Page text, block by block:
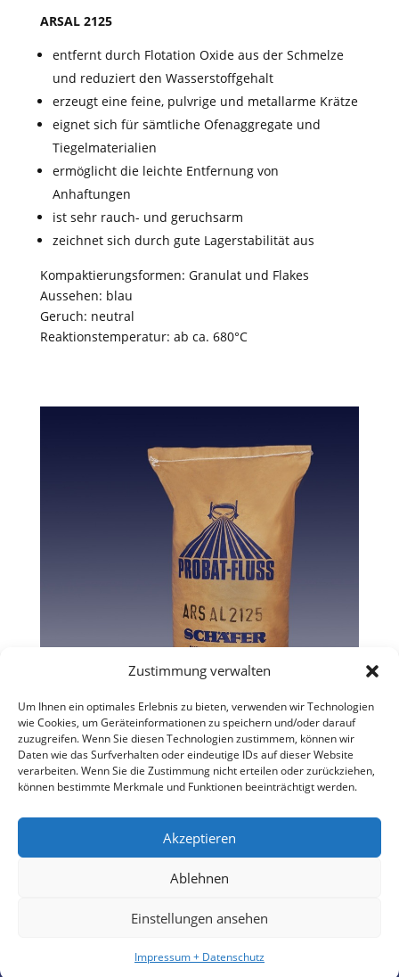
Zustimmung verwalten
Um Ihnen ein optimales Erlebnis zu bieten, verwenden wir Technologien
wie Cookies, um Geräteinformationen zu speichern und/oder darauf
zuzugreifen. Wenn Sie diesen Technologien zustimmem, können wir
Daten wie das Surfverhalten oder eindeutige IDs auf dieser Website
verarbeiten. Wenn Sie die Zustimmung nicht erteilen oder zurückziehen,
können bestimmte Merkmale und Funktionen beeinträchtigt werden.
Akzeptieren
Ablehnen
Einstellungen ansehen
Impressum + Datenschutz
ARSAL 2125
entfernt durch Flotation Oxide aus der Schmelze
und reduziert den Wasserstoffgehalt
erzeugt eine feine, pulvrige und metallarme Krätze
eignet sich für sämtliche Ofenaggregate und
Tiegelmaterialien
ermöglicht die leichte Entfernung von
Anhaftungen
ist sehr rauch- und geruchsarm
zeichnet sich durch gute Lagerstabilität aus
Kompaktierungsformen: Granulat und Flakes
Aussehen: blau
Geruch: neutral
Reaktionstemperatur: ab ca. 680°C
WordPress